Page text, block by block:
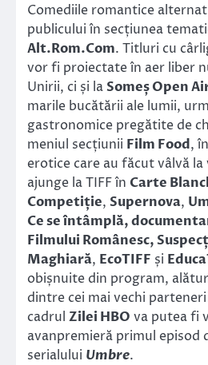
Comediile romantice
publicului în secțiunea
Alt.Rom.Com. Titluri cu
vor fi proiectate în aer liber
Unirii, ci și laSomeș Open
marile bucătării ale lumii,
gastronomice pregătite de
meniul secțiunii Film Food,
erotice care au făcut vâlvă
ajunge la TIFF în Carte
Competiție, Supernova,
Ce se întâmplă,
Filmului Românesc,
Maghiară, EcoTIFF și
obișnuite din program,
dintre cei mai vechi
cadrul Zilei HBO va putea fi
avanpremieră primul episod
serialului Umbre.